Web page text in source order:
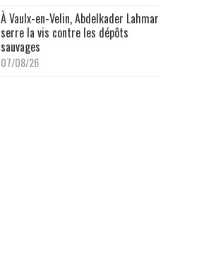
À Vaulx-en-Velin, Abdelkader Lahmar
serre la vis contre les dépôts
sauvages
07/08/26